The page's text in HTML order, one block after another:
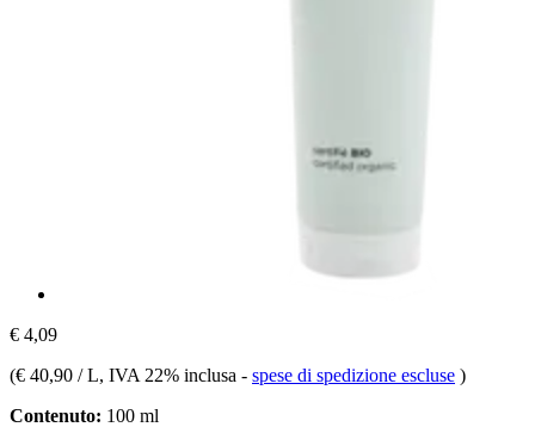
€ 4,09
(€ 40,90 / L, IVA 22% inclusa - spese di spedizione escluse )
Contenuto: 100 ml